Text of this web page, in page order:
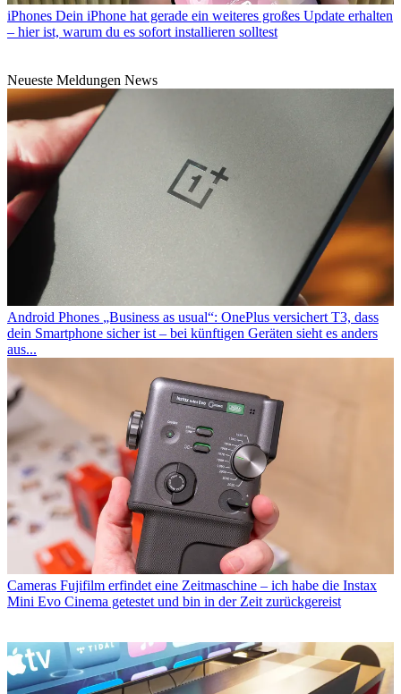
iPhones Dein iPhone hat gerade ein weiteres großes Update erhalten
– hier ist, warum du es sofort installieren solltest
Neueste Meldungen News
Android Phones „Business as usual“: OnePlus versichert T3, dass
dein Smartphone sicher ist – bei künftigen Geräten sieht es anders
aus...
Cameras Fujifilm erfindet eine Zeitmaschine – ich habe die Instax
Mini Evo Cinema getestet und bin in der Zeit zurückgereist